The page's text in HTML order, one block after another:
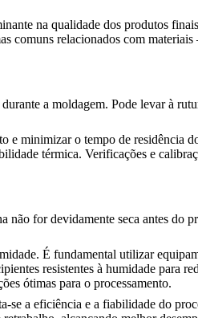
na qualidade dos produtos
comuns relacionados com
a moldagem. Pode levar à
e minimizar o tempo de residência
térmica. Verificações e
for devidamente seca antes do
É fundamental utilizar
resistentes à humidade para
ótimas para o processamento.
se a eficiência e a fiabilidade do